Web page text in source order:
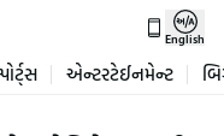
English
એન્ટરટેઈનમેન્ટ